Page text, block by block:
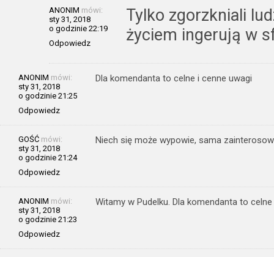
ANONIM mówi:
sty 31, 2018
o godzinie 22:19
Odpowiedz
Tylko zgorzkniali
życiem ingerują w
ANONIM mówi:
sty 31, 2018
o godzinie 21:25
Odpowiedz
Dla komendanta to celne i cenne uwagi
GOŚĆ mówi:
sty 31, 2018
o godzinie 21:24
Odpowiedz
Niech się może wypowie, sama
ANONIM mówi:
sty 31, 2018
o godzinie 21:23
Odpowiedz
Witamy w Pudelku. Dla komendanta to